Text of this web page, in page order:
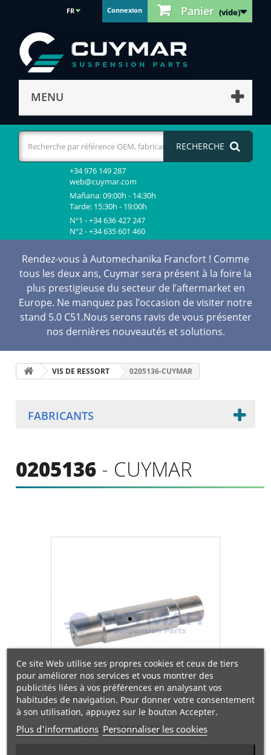
Panier (vide)
Connexion
FR
MENU
RECHERCHE
+34 976 149 287
web@cuymar.com
Mañana: 09:00h - 14:30h
Tarde: 15:30h - 19:00h
Nº1 - +34 636 427 247
Nº2 - +34 635 601 460
Rendez-vous à Automechanika Francfort ! Comme
tous les deux ans, Cuymar sera présent à la foire la
plus prestigieuse du secteur de l’aftermarket en
Europe. Ne manquez pas l’occasion de visiter notre
stand 5.0 C51.Nous serons ravis de vous présenter
nos dernières nouveautés et solutions.
VIS DE RESSORT 0205136-CUYMAR
FABRICANTS
0205136 - CUYMAR
Agrandir l'image
Référence Cuymar: 0205136
Ce site Web utilise ses propres cookies et ceux de tiers
pour améliorer nos services et vous montrer des
publicités liées à vos préférences en analysant vos
habitudes de navigation. Pour donner votre consentement
à son utilisation, appuyez sur le bouton Accepter.
Plus d'informations Personnaliser les cookies